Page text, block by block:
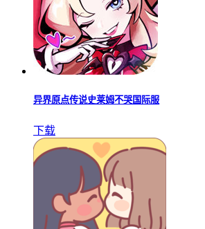
异界原点传说史莱姆不哭国际服
下载